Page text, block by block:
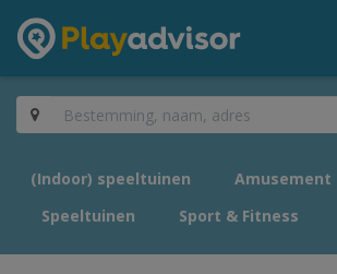
(Indoor) speeltuinen
Amusement
Speeltuinen
Sport & Fitness